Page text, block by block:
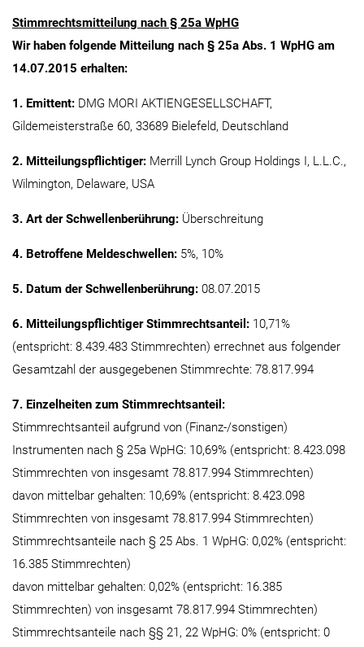
Stimmrechtsmitteilung nach § 25a WpHG
Wir haben folgende Mitteilung nach § 25a Abs. 1 WpHG am
14.07.2015 erhalten:
1. Emittent: DMG MORI AKTIENGESELLSCHAFT,
Gildemeisterstraße 60, 33689 Bielefeld, Deutschland
2. Mitteilungspflichtiger: Merrill Lynch Group Holdings I, L.L.C.,
Wilmington, Delaware, USA
3. Art der Schwellenberührung: Überschreitung
4. Betroffene Meldeschwellen: 5%, 10%
5. Datum der Schwellenberührung: 08.07.2015
6. Mitteilungspflichtiger Stimmrechtsanteil: 10,71%
(entspricht: 8.439.483 Stimmrechten) errechnet aus folgender
Gesamtzahl der ausgegebenen Stimmrechte: 78.817.994
7. Einzelheiten zum Stimmrechtsanteil:
Stimmrechtsanteil aufgrund von (Finanz-/sonstigen)
Instrumenten nach § 25a WpHG: 10,69% (entspricht: 8.423.098
Stimmrechten von insgesamt 78.817.994 Stimmrechten)
davon mittelbar gehalten: 10,69% (entspricht: 8.423.098
Stimmrechten von insgesamt 78.817.994 Stimmrechten)
Stimmrechtsanteile nach § 25 Abs. 1 WpHG: 0,02% (entspricht:
16.385 Stimmrechten)
davon mittelbar gehalten: 0,02% (entspricht: 16.385
Stimmrechten) von insgesamt 78.817.994 Stimmrechten)
Stimmrechtsanteile nach §§ 21, 22 WpHG: 0% (entspricht: 0